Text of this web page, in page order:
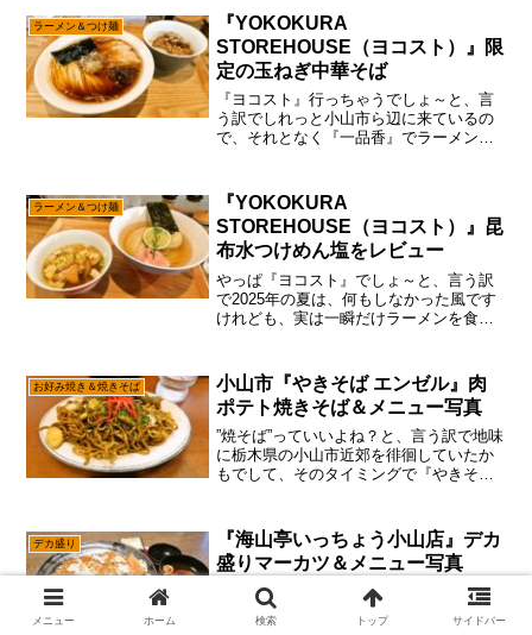
主義ですと！」それとなく近くの仕事が
あったので、そこ...
ラーメン＆つけ麺
『YOKOKURA
STOREHOUSE（ヨコスト）』限
定の玉ねぎ中華そば
『ヨコスト』行っちゃうでしょ～と、言
う訳でしれっと小山市ら辺に来ているの
で、それとなく『一品香』でラーメンを
ると！」え？それって”営業”と言えば営業
だけれども、ラーメン...
ラーメン＆つけ麺
『YOKOKURA
STOREHOUSE（ヨコスト）』昆
布水つけめん塩をレビュー
やっぱ『ヨコスト』でしょ～と、言う訳
で2025年の夏は、何もしなかった風です
けれども、実は一瞬だけラーメンを食べ
ない感じですけれども？うん。すべては
広告収入ですんで、何...
お好み焼き＆焼きそば
小山市『やきそば エンゼル』肉
ポテト焼きそば＆メニュー写真
”焼そば”っていいよね？と、言う訳で地味
に栃木県の小山市近郊を徘徊していたか
もでして、そのタイミングで『やきそば
いけれども、昔々は人気が有りましたか
らね～もっとも...
デカ盛り
『海山亭いっちょう小山店』デカ
盛りマーカツ＆メニュー写真
時には”デカ盛り”どうでしょう？と、言う
訳ですっかりカタギの仕事に慣れた感じ
で、ますます記事を更新しない勢いです
メニュー ホーム 検索 トップ サイドバー